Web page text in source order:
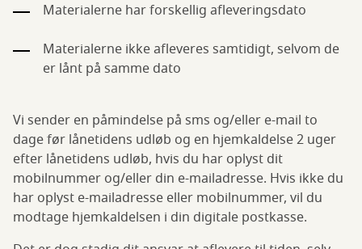
Materialerne har forskellig afleveringsdato
Materialerne ikke afleveres samtidigt, selvom de
er lånt på samme dato
Vi sender en påmindelse på sms og/eller e-mail to
dage før lånetidens udløb og en hjemkaldelse 2 uger
efter lånetidens udløb, hvis du har oplyst dit
mobilnummer og/eller din e-mailadresse. Hvis ikke du
har oplyst e-mailadresse eller mobilnummer, vil du
modtage hjemkaldelsen i din digitale postkasse.